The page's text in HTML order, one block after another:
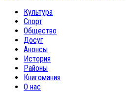
Культура
Спорт
Общество
Досуг
Анонсы
История
Районы
Книгомания
О нас